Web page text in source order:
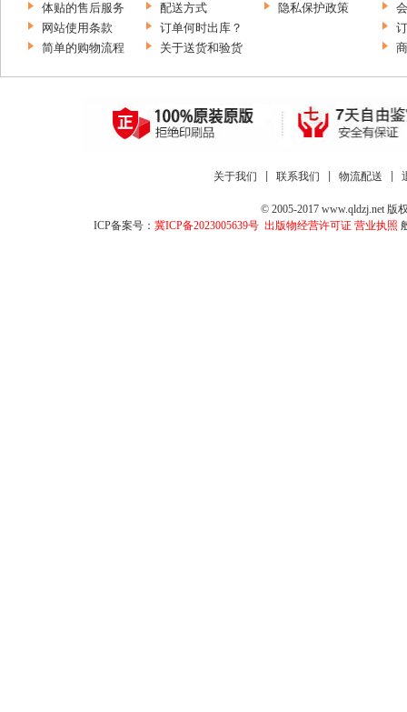
体贴的售后服务
网站使用条款
简单的购物流程
配送方式
订单何时出库？
关于送货和验货
隐私保护政策
关于我们 联系我们 物流配送
© 2005-2017 www.qldzj.net
ICP备案号： 冀ICP备2023005639号 出版物经营许可证 营业执照